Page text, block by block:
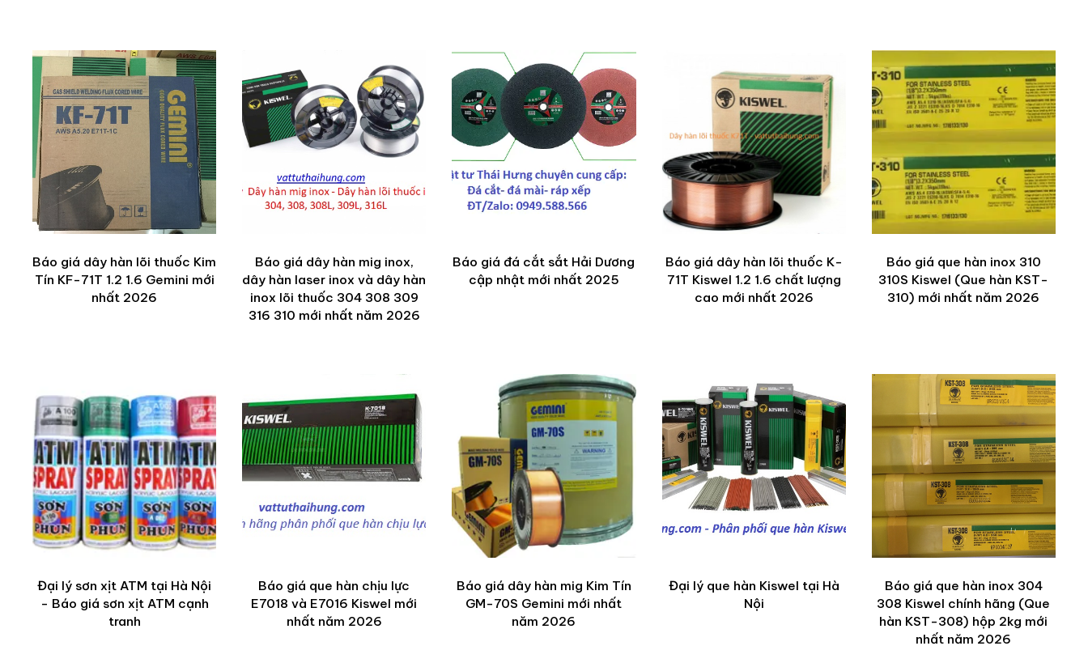
Báo giá dây hàn lõi thuốc Kim
Tín KF-71T 1.2 1.6 Gemini mới
nhất 2026
Báo giá dây hàn mig inox,
dây hàn laser inox và dây hàn
inox lõi thuốc 304 308 309
316 310 mới nhất năm 2026
Báo giá đá cắt sắt Hải Dương
cập nhật mới nhất 2025
Báo giá dây hàn lõi thuốc K-
71T Kiswel 1.2 1.6 chất lượng
cao mới nhất 2026
Báo giá que hàn inox 310
310S Kiswel (Que hàn KST-
310) mới nhất năm 2026
Đại lý sơn xịt ATM tại Hà Nội
- Báo giá sơn xịt ATM cạnh
tranh
Báo giá que hàn chịu lực
E7018 và E7016 Kiswel mới
nhất năm 2026
Báo giá dây hàn mig Kim Tín
GM-70S Gemini mới nhất
năm 2026
Đại lý que hàn Kiswel tại Hà
Nội
Báo giá que hàn inox 304
308 Kiswel chính hãng (Que
hàn KST-308) hộp 2kg mới
nhất năm 2026